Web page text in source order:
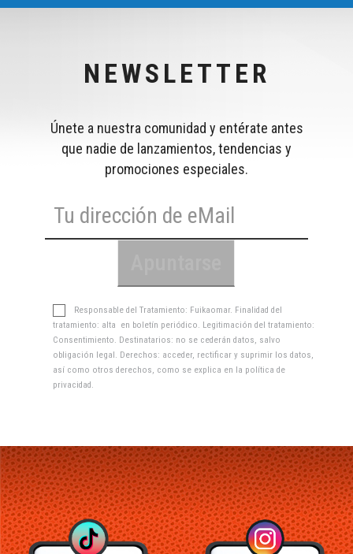
NEWSLETTER
Únete a nuestra comunidad y entérate antes
que nadie de lanzamientos, tendencias y
promociones especiales.
Responsable del Tratamiento: Fuikaomar. Finalidad del
tratamiento: alta en boletín periódico. Legitimación del tratamiento:
Consentimiento. Destinatarios: no se cederán datos, salvo
obligación legal. Derechos: acceder, rectificar y suprimir los datos,
así como otros derechos, como se explica en la política de
privacidad .